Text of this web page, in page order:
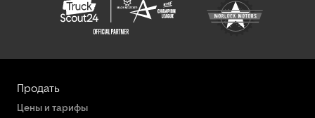
Продать
Цены и тарифы